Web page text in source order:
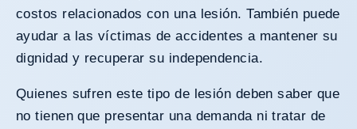
costos relacionados con una lesión. También puede
ayudar a las víctimas de accidentes a mantener su
dignidad y recuperar su independencia.
Quienes sufren este tipo de lesión deben saber que
no tienen que presentar una demanda ni tratar de